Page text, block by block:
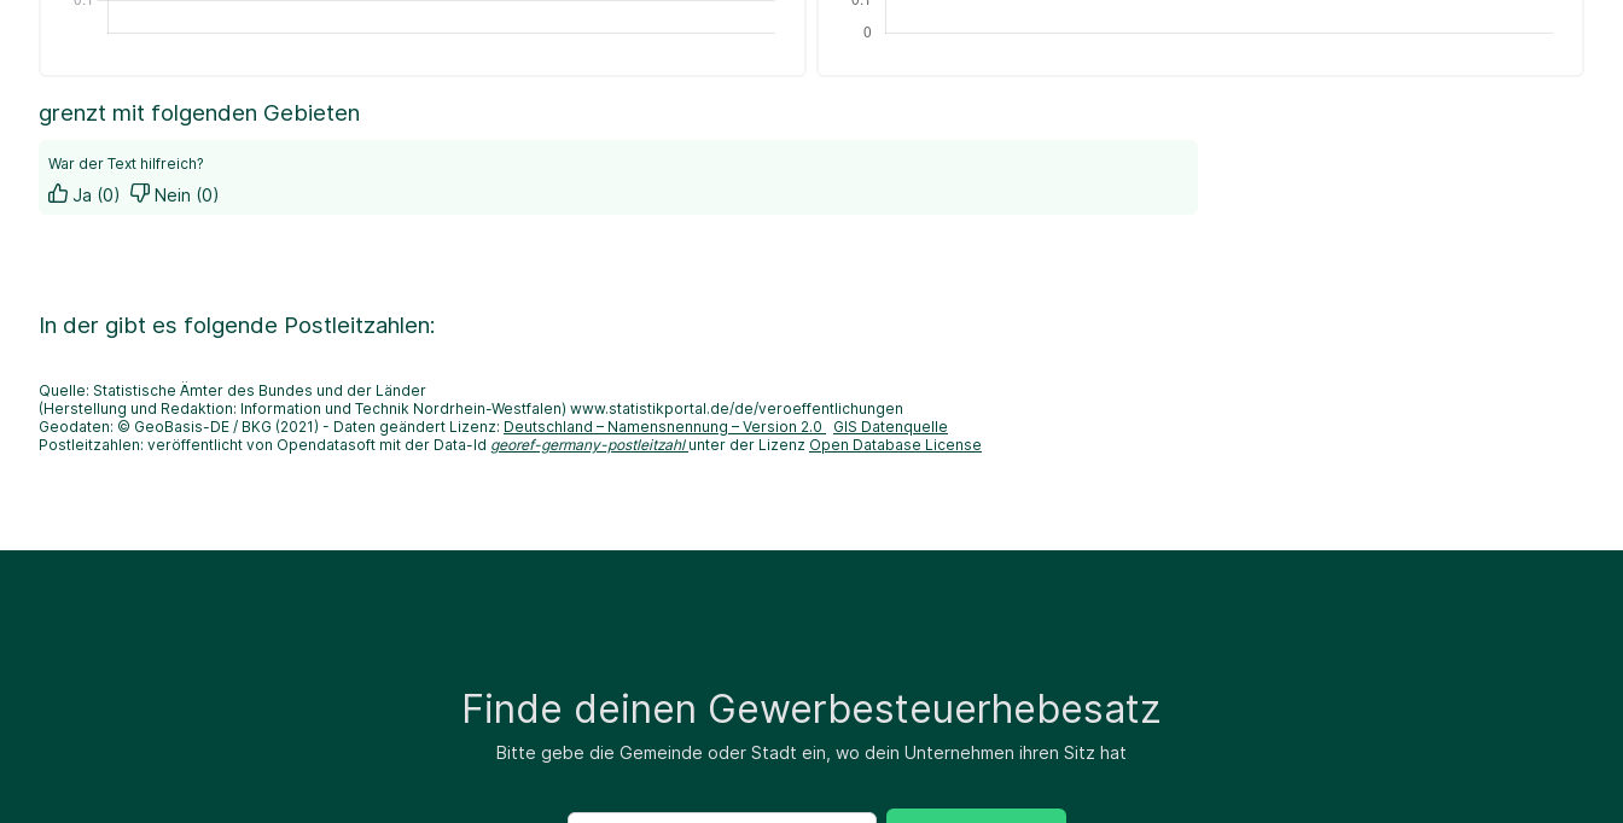
grenzt mit folgenden Gebieten
War der Text hilfreich?
Ja (0) Nein (0)
In der gibt es folgende Postleitzahlen:
Quelle: Statistische Ämter des Bundes und der Länder
(Herstellung und Redaktion: Information und Technik Nordrhein-Westfalen) www.statistikportal.de/de/veroeffentlichungen
Geodaten: © GeoBasis-DE / BKG (2021) - Daten geändert Lizenz: Deutschland – Namensnennung – Version 2.0
GIS Datenquelle
Postleitzahlen: veröffentlicht von Opendatasoft mit der Data-Id georef-germany-postleitzahl unter der Lizenz Open Database License
Finde deinen Gewerbesteuerhebesatz
Bitte gebe die Gemeinde oder Stadt ein, wo dein Unternehmen ihren Sitz hat